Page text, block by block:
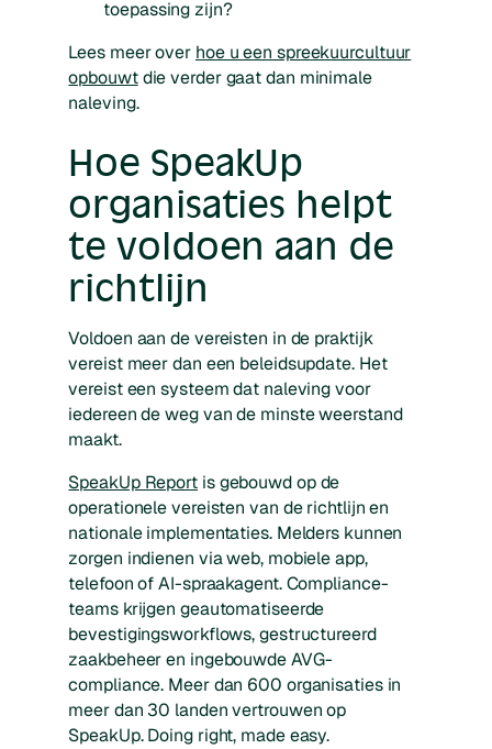
toepassing zijn?
Lees meer over hoe u een spreekuurcultuur
opbouwtdie verder gaat dan minimale
naleving.
Hoe SpeakUp
organisaties helpt
te voldoen aan de
richtlijn
Voldoen aan de vereisten in de praktijk
vereist meer dan een beleidsupdate. Het
vereist een systeem dat naleving voor
iedereen de weg van de minste weerstand
maakt.
SpeakUp Report is gebouwd op de
operationele vereisten van de richtlijn en
nationale implementaties. Melders kunnen
zorgen indienen via web, mobiele app,
telefoon of AI-spraakagent. Compliance-
teams krijgen geautomatiseerde
bevestigingsworkflows, gestructureerd
zaakbeheer en ingebouwde AVG-
compliance. Meer dan 600 organisaties in
meer dan 30 landen vertrouwen op
SpeakUp. Doing right, made easy.